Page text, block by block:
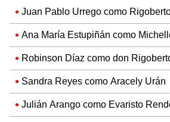
Juan Pablo Urrego como
Ana María Estupiñán como
Robinson Díaz como don
Sandra Reyes como Aracely Urán
Julián Arango como Evaristo